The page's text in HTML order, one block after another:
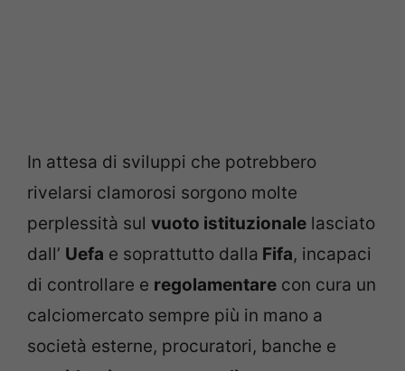
In attesa di sviluppi che potrebbero
rivelarsi clamorosi sorgono molte
perplessità sul vuoto istituzionale lasciato
dall’ Uefa e soprattutto dalla Fifa, incapaci
di controllare e regolamentare con cura un
calciomercato sempre più in mano a
società esterne, procuratori, banche e